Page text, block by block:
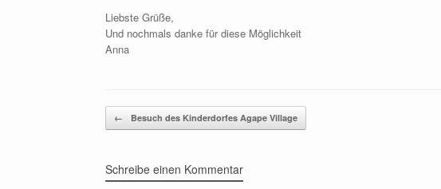
Liebste Grüße,
Und nochmals danke für diese Möglichkeit
Anna
Beitragsnavigation
← Besuch des Kinderdorfes Agape Village
Schreibe einen Kommentar